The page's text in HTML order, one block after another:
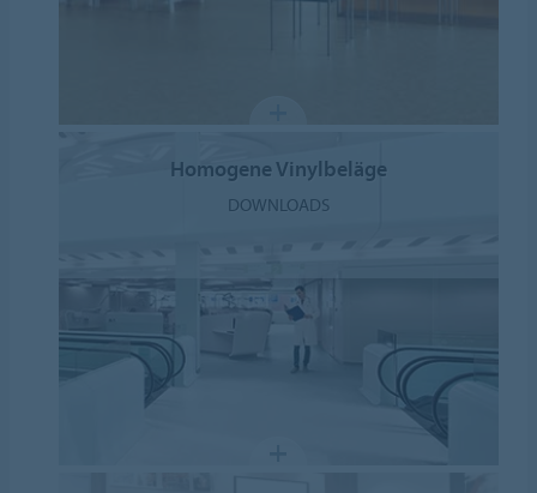
Homogene Vinylbeläge
DOWNLOADS